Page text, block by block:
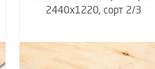
2440х1220, сорт 2/3